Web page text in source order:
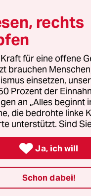
als
in Mittel- und
mit Ansage
Gewinne für
abschöpfen!
rechts
für eine offene
brauchen
einsetzen,
Prozent der
an „Alles beginnt
die bedrohte linke
unterstützt. Sind
 Ja, ich will
Schon dabei!